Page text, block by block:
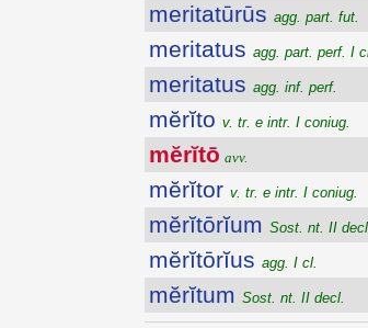
meritatūrūs agg. part. fut.
meritatus agg. part. perf. I
meritatus agg. inf. perf.
mĕrĭto v. tr. e intr. I coniug.
mĕrĭtō avv.
mĕrĭtor v. tr. e intr. I coniug.
mĕrĭtōrĭum Sost. nt. II
mĕrĭtōrĭus agg. I cl.
mĕrĭtum Sost. nt. II decl.